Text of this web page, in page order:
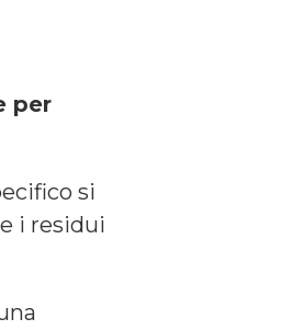
per
si
i residui